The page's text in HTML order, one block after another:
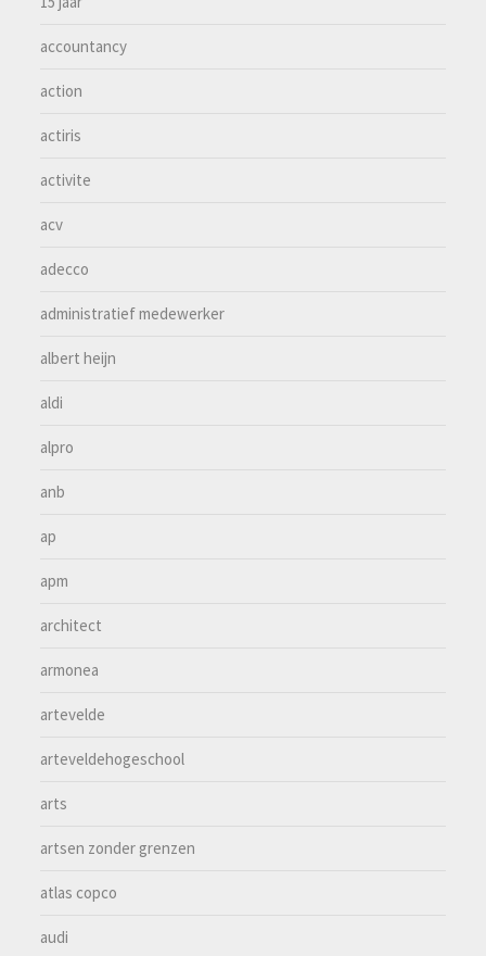
accountancy
action
actiris
activite
acv
adecco
administratief medewerker
albert heijn
aldi
alpro
anb
ap
apm
architect
armonea
artevelde
arteveldehogeschool
arts
artsen zonder grenzen
atlas copco
audi